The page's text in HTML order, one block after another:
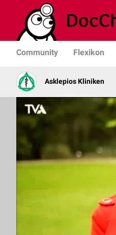
Community Flexikon
Asklepios Kliniken